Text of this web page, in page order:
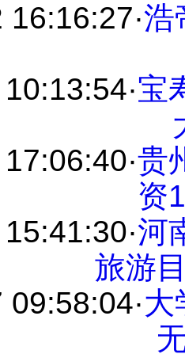
16:16:27·浩
·宝
·贵
资
·河
旅游
09:58:04·大